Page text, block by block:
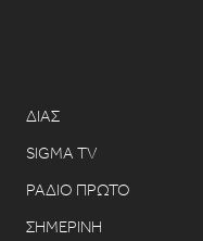
ΔΙΑΣ
SIGMA TV
ΡΑΔΙΟ ΠΡΩΤΟ
ΣΗΜΕΡΙΝΗ